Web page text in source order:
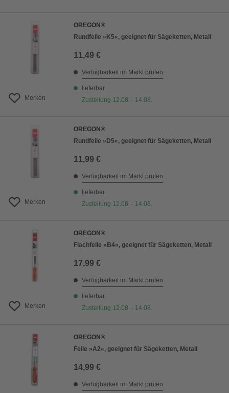
Merken
OREGON®
Rundfeile »K5«, geeignet für Sägeketten, Metall
11,49 €
Verfügbarkeit im Markt prüfen
lieferbar
Zustellung 12.08. - 14.08.
Merken
OREGON®
Rundfeile »D5«, geeignet für Sägeketten, Metall
11,99 €
Verfügbarkeit im Markt prüfen
lieferbar
Zustellung 12.08. - 14.08.
Merken
OREGON®
Flachfeile »B4«, geeignet für Sägeketten, Metall
17,99 €
Verfügbarkeit im Markt prüfen
lieferbar
Zustellung 12.08. - 14.08.
OREGON®
Feile »A2«, geeignet für Sägeketten, Metall
14,99 €
Verfügbarkeit im Markt prüfen